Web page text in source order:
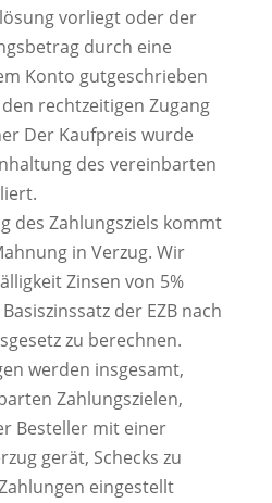
vorliegt oder der
durch eine
Konto gutgeschrieben
rechtzeitigen Zugang
Der Kaufpreis wurde
des vereinbarten
des Zahlungsziels kommt
in Verzug. Wir
Zinsen von 5%
der EZB nach
zu berechnen.
werden insgesamt,
Zahlungszielen,
Besteller mit einer
gerät, Schecks zu
eingestellt